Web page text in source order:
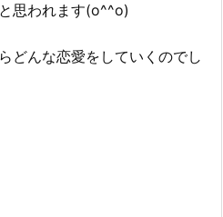
思われます(o^^o)
どんな恋愛をしていくのでし